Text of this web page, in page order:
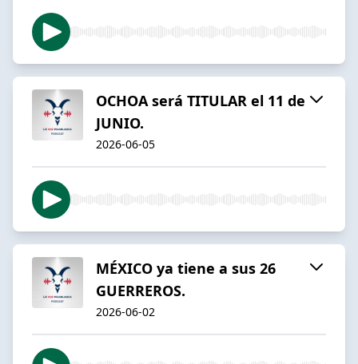
OCHOA será TITULAR el 11 de
JUNIO.
2026-06-05
MÉXICO ya tiene a sus 26
GUERREROS.
2026-06-02